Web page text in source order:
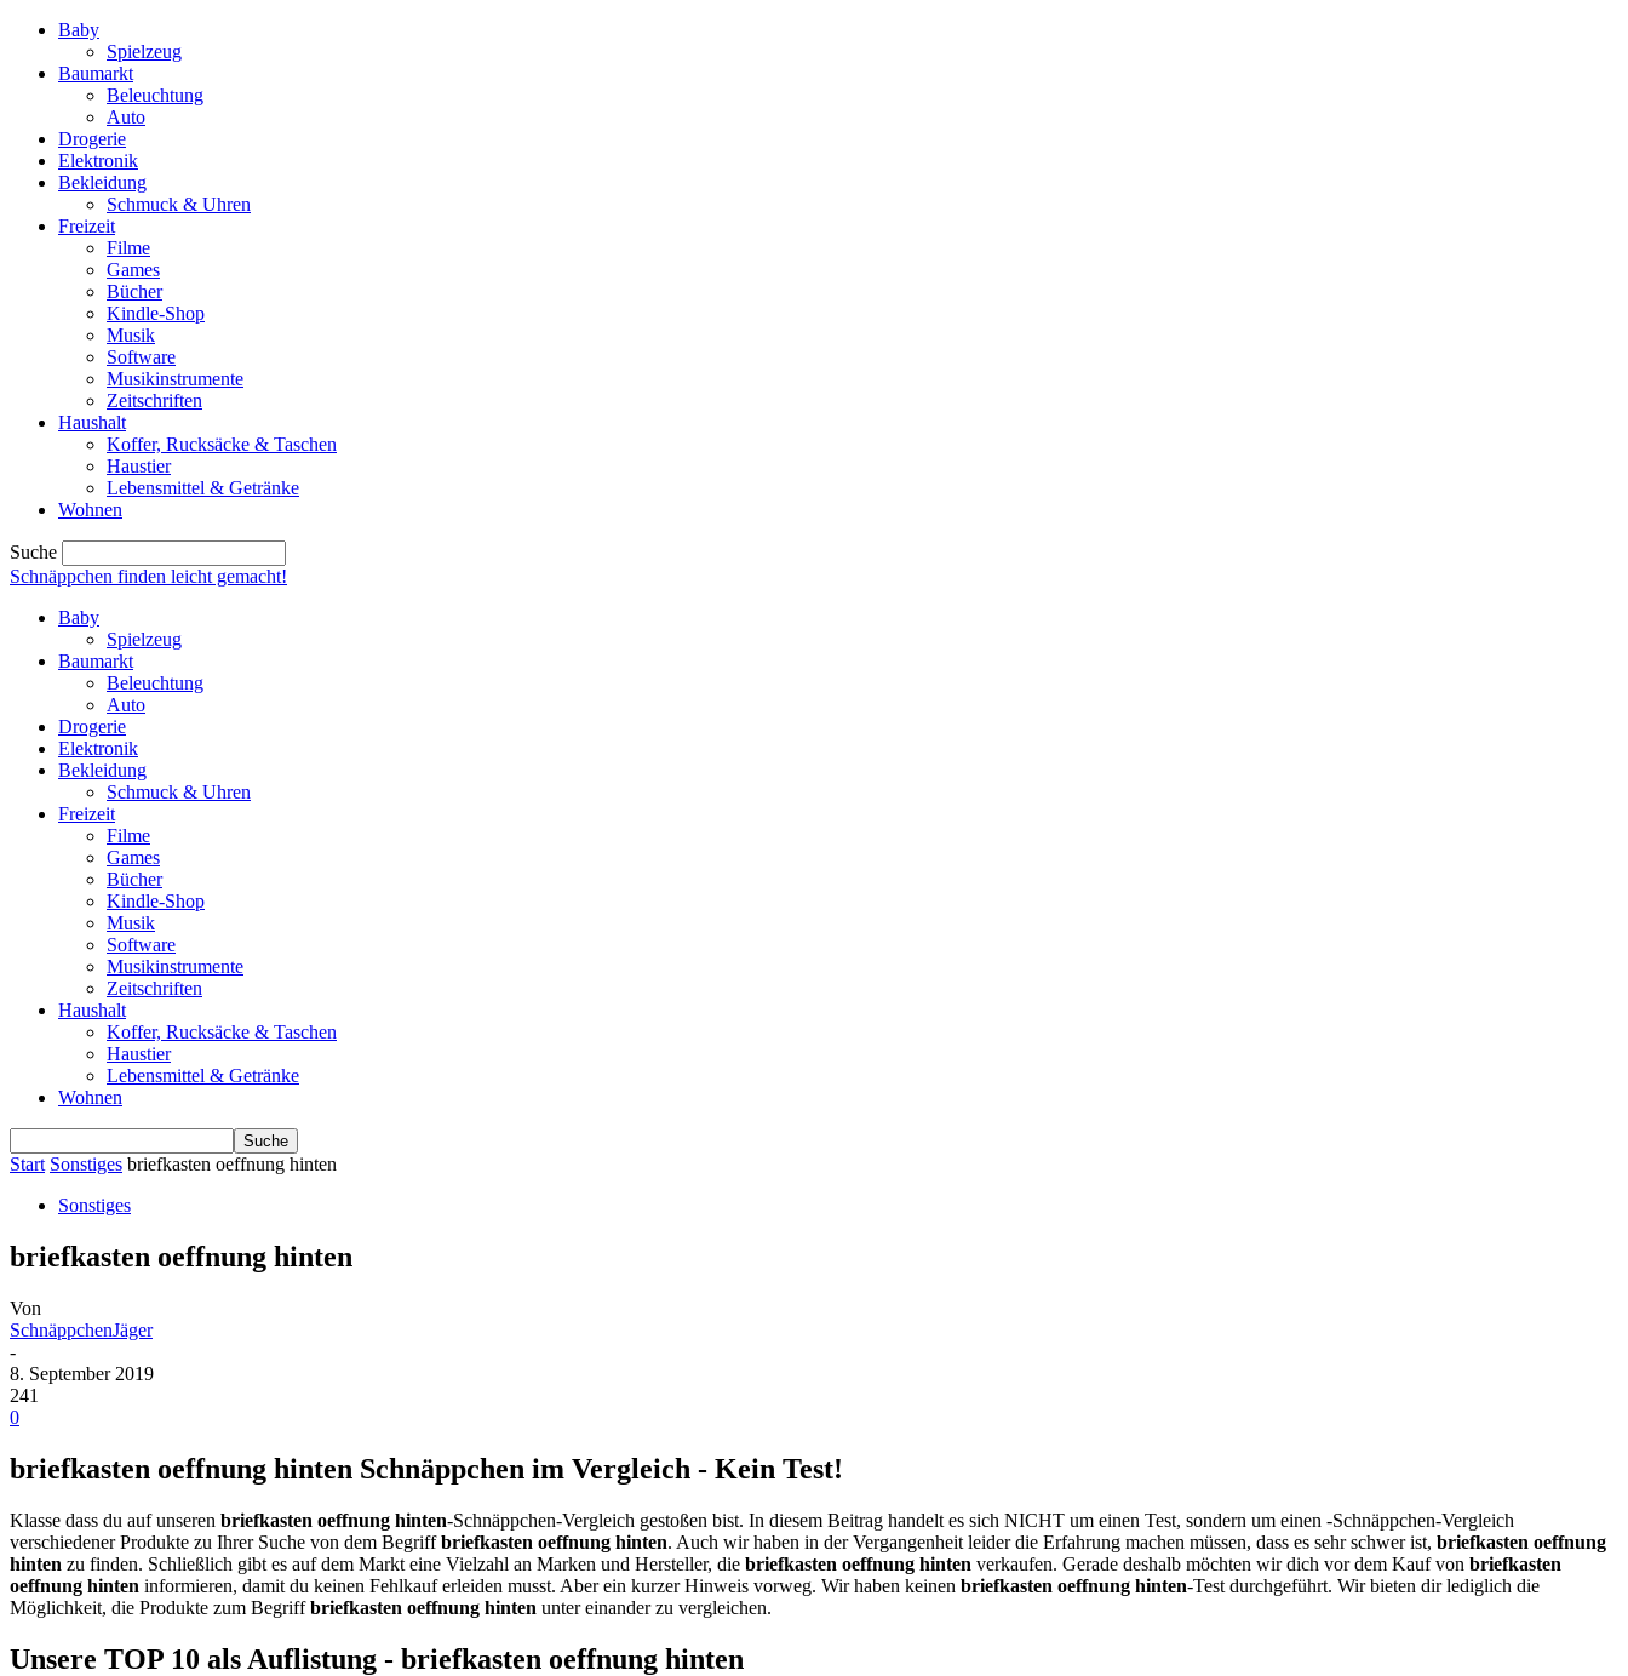
Baby
Spielzeug
Baumarkt
Beleuchtung
Auto
Drogerie
Elektronik
Bekleidung
Schmuck & Uhren
Freizeit
Filme
Games
Bücher
Kindle-Shop
Musik
Software
Musikinstrumente
Zeitschriften
Haushalt
Koffer, Rucksäcke & Taschen
Haustier
Lebensmittel & Getränke
Wohnen
Suche
Schnäppchen finden leicht gemacht!
Baby
Spielzeug
Baumarkt
Beleuchtung
Auto
Drogerie
Elektronik
Bekleidung
Schmuck & Uhren
Freizeit
Filme
Games
Bücher
Kindle-Shop
Musik
Software
Musikinstrumente
Zeitschriften
Haushalt
Koffer, Rucksäcke & Taschen
Haustier
Lebensmittel & Getränke
Wohnen
Start Sonstiges briefkasten oeffnung hinten
Sonstiges
briefkasten oeffnung hinten
Von
SchnäppchenJäger
-
8. September 2019
241
0
briefkasten oeffnung hinten Schnäppchen im Vergleich - Kein Test!
Klasse dass du auf unseren briefkasten oeffnung hinten-Schnäppchen-Vergleich gestoßen bist. In diesem Beitrag handelt es sich NICHT um einen Test, sondern um einen -Schnäppchen-Vergleich
verschiedener Produkte zu Ihrer Suche von dem Begriffbriefkasten oeffnung hinten. Auch wir haben in der Vergangenheit leider die Erfahrung machen müssen, dass es sehr schwer ist, briefkasten oeffnung
hinten zu finden. Schließlich gibt es auf dem Markt eine Vielzahl an Marken und Hersteller, die briefkasten oeffnung hinten verkaufen. Gerade deshalb möchten wir dich vor dem Kauf von briefkasten
oeffnung hinten informieren, damit du keinen Fehlkauf erleiden musst. Aber ein kurzer Hinweis vorweg. Wir haben keinen briefkasten oeffnung hinten-Test durchgeführt. Wir bieten dir lediglich die
Möglichkeit, die Produkte zum Begriffbriefkasten oeffnung hinten unter einander zu vergleichen.
Unsere TOP 10 als Auflistung - briefkasten oeffnung hinten